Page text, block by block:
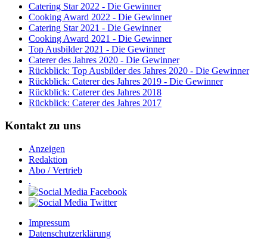
Catering Star 2022 - Die Gewinner
Cooking Award 2022 - Die Gewinner
Catering Star 2021 - Die Gewinner
Cooking Award 2021 - Die Gewinner
Top Ausbilder 2021 - Die Gewinner
Caterer des Jahres 2020 - Die Gewinner
Rückblick: Top Ausbilder des Jahres 2020 - Die Gewinner
Rückblick: Caterer des Jahres 2019 - Die Gewinner
Rückblick: Caterer des Jahres 2018
Rückblick: Caterer des Jahres 2017
Kontakt zu uns
Anzeigen
Redaktion
Abo / Vertrieb
.
Impressum
Datenschutzerklärung